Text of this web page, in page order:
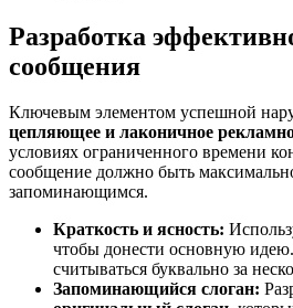
Разработка
сообщения
Ключевым элементом успешной
цепляющее и лаконичное
условиях ограниченного времени
сообщение должно быть
запоминающимся.
Краткость и ясность:
чтобы донести основную
считываться буквально за
Запоминающийся слоган: